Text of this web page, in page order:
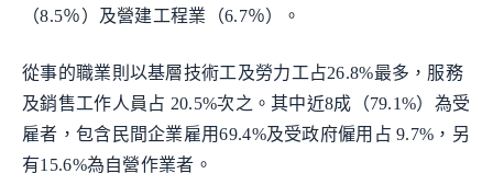
（8.5％）及營建工程業（6.7％）。
從事的職業則以基層技術工及勞力工占26.8%最多，服務
及銷售工作人員占 20.5%次之。其中近8成（79.1%）為受
雇者，包含民間企業雇用69.4%及受政府僱用占 9.7%，另
有15.6%為自營作業者。